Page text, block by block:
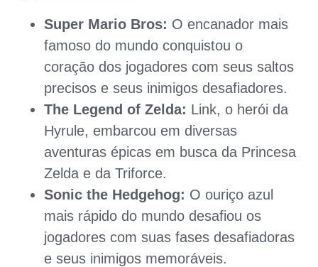
Super Mario Bros: O encanador mais
famoso do mundo conquistou o
coração dos jogadores com seus saltos
precisos e seus inimigos desafiadores.
The Legend of Zelda: Link, o herói da
Hyrule, embarcou em diversas
aventuras épicas em busca da Princesa
Zelda e da Triforce.
Sonic the Hedgehog: O ouriço azul
mais rápido do mundo desafiou os
jogadores com suas fases desafiadoras
e seus inimigos memoráveis.